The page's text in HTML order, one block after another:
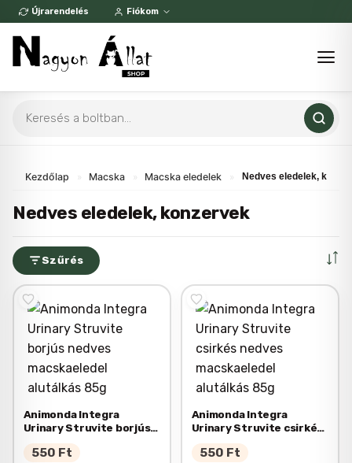
Skip
content
Újrarendelés Fiókom
search
Kezdőlap Macska Macska eledelek Nedves eledelek,
Nedves eledelek, konzervek
Szűrés
Animonda Integra
Urinary Struvite borjús
nedves macskaeledel
alutálkás 85g
550 Ft
Animonda Integra
Urinary Struvite csirkés
nedves macskaeledel
alutálkás 85g
550 Ft